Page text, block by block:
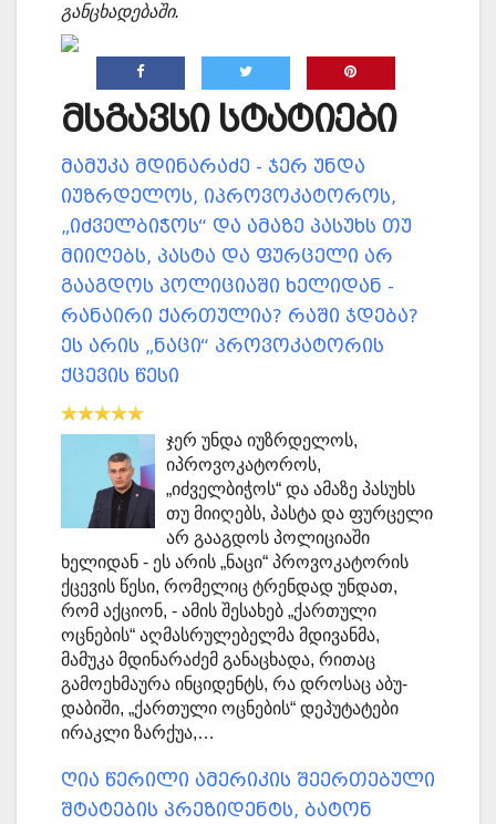
განცხადებაში.
მსგავსი სტატიები
მამუკა მდინარაძე - ჯერ უნდა
იუზრდელოს, იპროვოკატოროს,
„იძველბიჭოს“ და ამაზე პასუხს თუ
მიიღებს, პასტა და ფურცელი არ
გააგდოს პოლიციაში ხელიდან -
რანაირი ქართულია? რაში ჯდება?
ეს არის „ნაცი“ პროვოკატორის
ქცევის წესი
ჯერ უნდა იუზრდელოს,
იპროვოკატოროს,
„იძველბიჭოს“ და ამაზე პასუხს
თუ მიიღებს, პასტა და ფურცელი
არ გააგდოს პოლიციაში
ხელიდან - ეს არის „ნაცი“ პროვოკატორის
ქცევის წესი, რომელიც ტრენდად უნდათ,
რომ აქციონ, - ამის შესახებ „ქართული
ოცნების“ აღმასრულებელმა მდივანმა,
მამუკა მდინარაძემ განაცხადა, რითაც
გამოეხმაურა ინციდენტს, რა დროსაც აბუ-
დაბიში, „ქართული ოცნების“ დეპუტატები
ირაკლი ზარქუა,…
ღია წერილი ამერიკის შეერთებული
შტატების პრეზიდენტს, ბატონ